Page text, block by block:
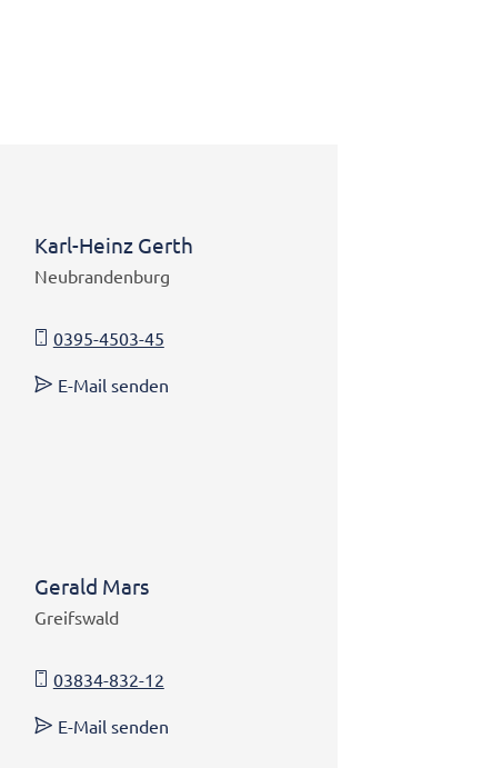
Karl-Heinz Gerth
Neubrandenburg
0395-4503-45
E-Mail senden
Gerald Mars
Greifswald
03834-832-12
E-Mail senden